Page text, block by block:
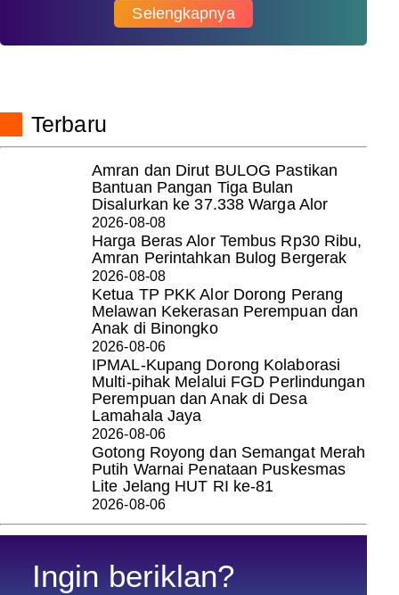
Selengkapnya
Terbaru
Amran dan Dirut BULOG Pastikan
Bantuan Pangan Tiga Bulan
Disalurkan ke 37.338 Warga Alor
2026-08-08
Harga Beras Alor Tembus Rp30 Ribu,
Amran Perintahkan Bulog Bergerak
2026-08-08
Ketua TP PKK Alor Dorong Perang
Melawan Kekerasan Perempuan dan
Anak di Binongko
2026-08-06
IPMAL-Kupang Dorong Kolaborasi
Multi-pihak Melalui FGD Perlindungan
Perempuan dan Anak di Desa
Lamahala Jaya
2026-08-06
Gotong Royong dan Semangat Merah
Putih Warnai Penataan Puskesmas
Lite Jelang HUT RI ke-81
2026-08-06
Ingin beriklan?